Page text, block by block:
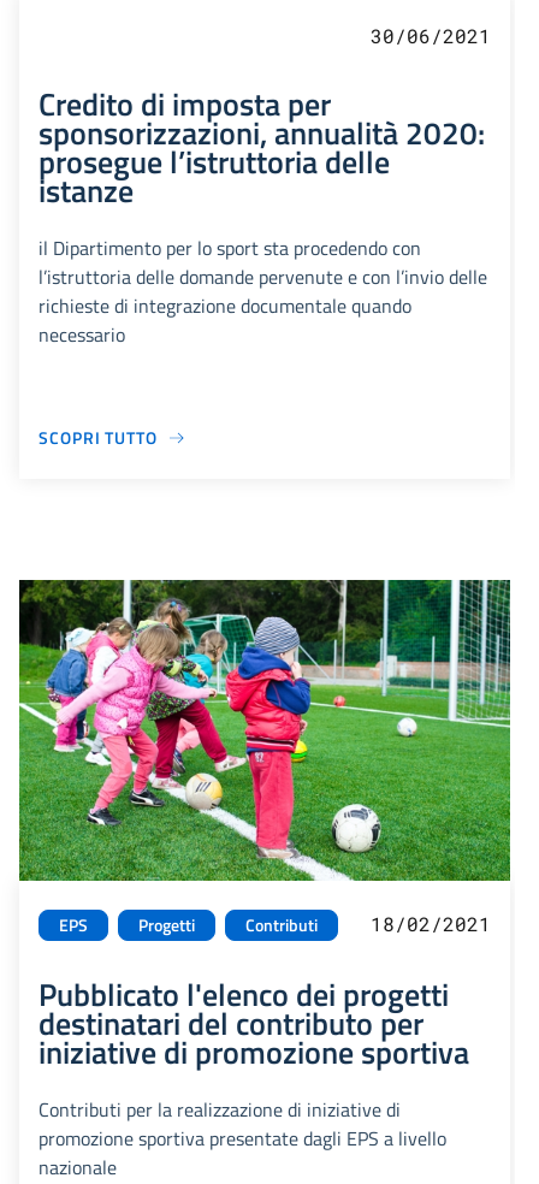
30/06/2021
Credito di imposta per
sponsorizzazioni, annualità 2020:
prosegue l’istruttoria delle
istanze
il Dipartimento per lo sport sta procedendo con
l’istruttoria delle domande pervenute e con l’invio delle
richieste di integrazione documentale quando
necessario
SCOPRI TUTTO
EPS Progetti Contributi 18/02/2021
Pubblicato l'elenco dei progetti
destinatari del contributo per
iniziative di promozione sportiva
Contributi per la realizzazione di iniziative di
promozione sportiva presentate dagli EPS a livello
nazionale